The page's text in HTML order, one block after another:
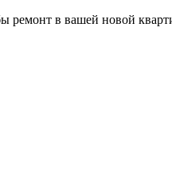
в вашей новой